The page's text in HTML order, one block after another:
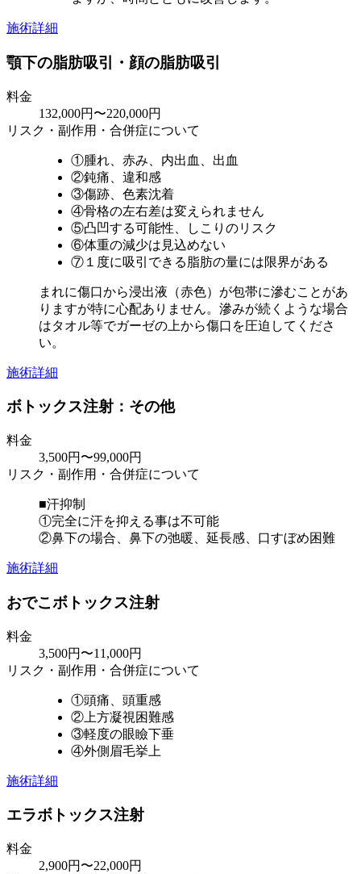
施術詳細
顎下の脂肪吸引・顔の脂肪吸引
料金
132,000円〜220,000円
リスク・副作用・合併症について
①腫れ、赤み、内出血、出血
②鈍痛、違和感
③傷跡、色素沈着
④骨格の左右差は変えられません
⑤凸凹する可能性、しこりのリスク
⑥体重の減少は見込めない
⑦１度に吸引できる脂肪の量には限界がある
まれに傷口から浸出液（赤色）が包帯に滲むことがあ
りますが特に心配ありません。滲みが続くような場合
はタオル等でガーゼの上から傷口を圧迫してくださ
い。
施術詳細
ボトックス注射：その他
料金
3,500円〜99,000円
リスク・副作用・合併症について
■汗抑制
①完全に汗を抑える事は不可能
②鼻下の場合、鼻下の弛暖、延長感、口すぼめ困難
施術詳細
おでこボトックス注射
料金
3,500円〜11,000円
リスク・副作用・合併症について
①頭痛、頭重感
②上方凝視困難感
③軽度の眼瞼下垂
④外側眉毛挙上
施術詳細
エラボトックス注射
料金
2,900円〜22,000円